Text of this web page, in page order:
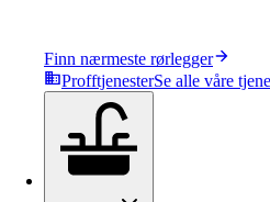
Finn nærmeste rørlegger
ProfftjenesterSe alle våre